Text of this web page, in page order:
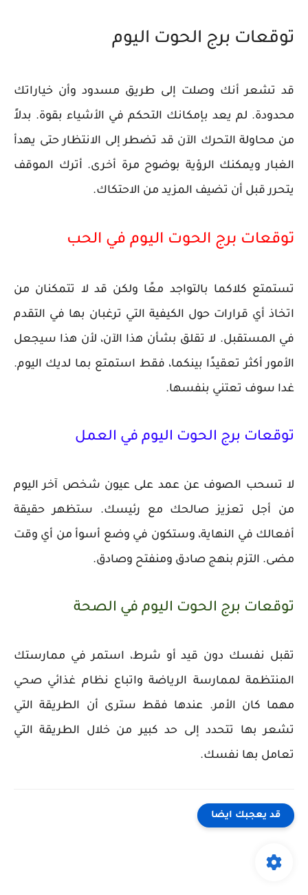
توقعات برج الحوت اليوم
قد تشعر أنك وصلت إلى طريق مسدود وأن خياراتك
محدودة. لم يعد بإمكانك التحكم في الأشياء بقوة. بدلاً
من محاولة التحرك الآن قد تضطر إلى الانتظار حتى يهدأ
الغبار ويمكنك الرؤية بوضوح مرة أخرى. أترك الموقف
يتحرر قبل أن تضيف المزيد من الاحتكاك.
توقعات برج الحوت اليوم في الحب
تستمتع كلاكما بالتواجد معًا ولكن قد لا تتمكنان من
اتخاذ أي قرارات حول الكيفية التي ترغبان بها في التقدم
في المستقبل. لا تقلق بشأن هذا الآن، لأن هذا سيجعل
الأمور أكثر تعقيدًا بينكما، فقط استمتع بما لديك اليوم.
غدا سوف تعتني بنفسها.
توقعات برج الحوت اليوم في العمل
لا تسحب الصوف عن عمد على عيون شخص آخر اليوم
من أجل تعزيز صالحك مع رئيسك. ستظهر حقيقة
أفعالك في النهاية، وستكون في وضع أسوأ من أي وقت
مضى. التزم بنهج صادق ومنفتح وصادق.
توقعات برج الحوت اليوم في الصحة
تقبل نفسك دون قيد أو شرط، استمر في ممارستك
المنتظمة لممارسة الرياضة واتباع نظام غذائي صحي
مهما كان الأمر. عندها فقط سترى أن الطريقة التي
تشعر بها تتحدد إلى حد كبير من خلال الطريقة التي
تعامل بها نفسك.
قد يعجبك ايضا